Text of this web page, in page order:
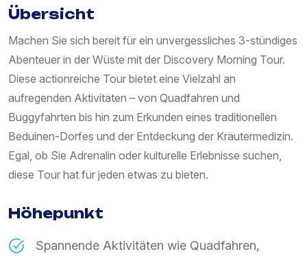
Übersicht
Machen Sie sich bereit für ein unvergessliches 3-stündiges
Abenteuer in der Wüste mit der Discovery Morning Tour.
Diese actionreiche Tour bietet eine Vielzahl an
aufregenden Aktivitäten – von Quadfahren und
Buggyfahrten bis hin zum Erkunden eines traditionellen
Beduinen-Dorfes und der Entdeckung der Kräutermedizin.
Egal, ob Sie Adrenalin oder kulturelle Erlebnisse suchen,
diese Tour hat für jeden etwas zu bieten.
Höhepunkt
Spannende Aktivitäten wie Quadfahren,